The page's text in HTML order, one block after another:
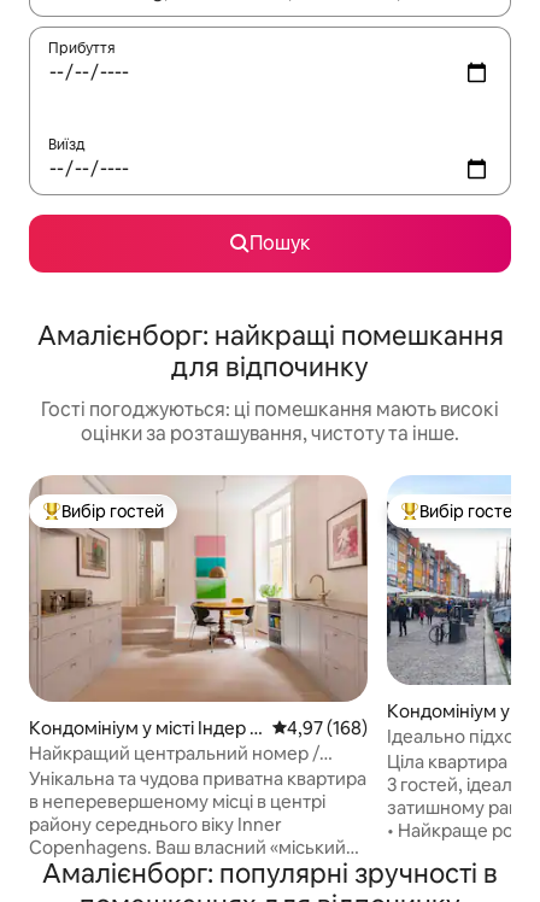
Прибуття
Виїзд
Пошук
Амалієнборг: найкращі помешкання
для відпочинку
Гості погоджуються: ці помешкання мають високі
оцінки за розташування, чистоту та інше.
Топ вибір гостей
Вибір гостей
Кондомініум у місті Індер Б
ю
Середня оцінка: 4,97 з 5,
4,97 (168)
Найкращий центральний номер /
Приватний розкішний люкс / Художня
галерея
Унікальна та чудова приватна квартира
в неперевершеному місці в центрі
району середнього віку Inner
Copenhagens. Ваш власний «міський
будинок» з окремим входом з вулиці.
Висококласна розкіш площею понад
Топ вибір гостей
Вибір гостей
Кондомініум у
ю
Ідеально
невеликих груп
Ціла квартира
3 гостей,
затишному
• Найкраще
нещодавно
Амалієнборг: популярні зручності в